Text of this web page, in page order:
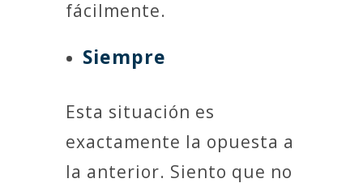
fácilmente.
Siempre
Esta situación es
exactamente la opuesta a
la anterior. Siento que no